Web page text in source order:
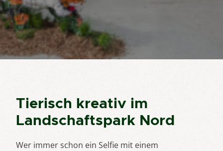
Tierisch kreativ im
Landschaftspark Nord
Wer immer schon ein Selfie mit einem